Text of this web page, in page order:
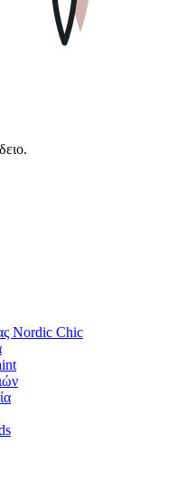
Nordic Chic